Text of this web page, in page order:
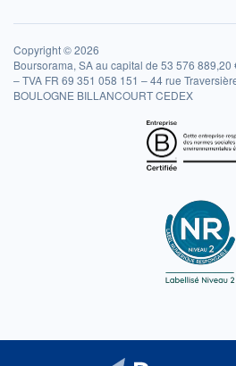
Copyright © 2026
Boursorama, SA au capital de 53 576
– TVA FR 69 351 058 151 – 44 rue
BOULOGNE BILLANCOURT CEDEX